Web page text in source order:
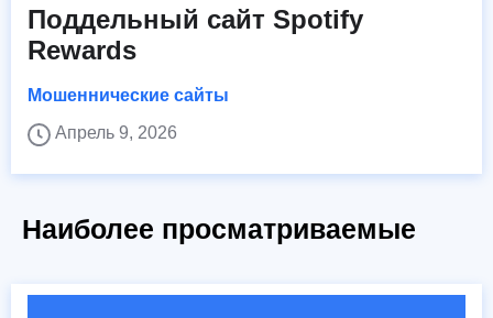
Поддельный сайт Spotify
Rewards
Мошеннические сайты
Апрель 9, 2026
Наиболее просматриваемые